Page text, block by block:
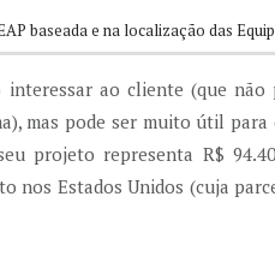
baseada e na localização das
ao cliente (que não
mas pode ser muito útil
projeto representa R$
nos Estados Unidos (cuja